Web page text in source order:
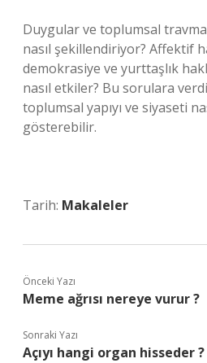
Duygular ve toplumsal
nasıl şekillendiriyor? Affektif
demokrasiye ve yurttaşlık
nasıl etkiler? Bu sorulara
toplumsal yapıyı ve siyaseti
gösterebilir.
Tarih: Makaleler
Önceki Yazı
Meme ağrısı nereye vurur ?
Sonraki Yazı
Açıyı hangi organ hisseder ?